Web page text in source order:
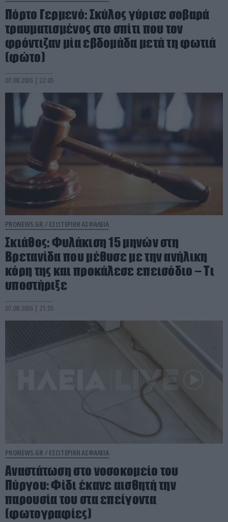
Πόρτο Γερμενό: Σκύλος γύρισε σοβαρά
τραυματισμένος στο σπίτι που τον
φρόντιζαν μία εβδομάδα μετά τη φωτιά
(φώτο)
07.08.2026 | 22:05
PRONEWS.GR / ΕΣΩΤΕΡΙΚΗ ΑΣΦΑΛΕΙΑ
Σκιάθος: Φυλάκιση 15 μηνών στη
Βρετανίδα που μέθυσε με την ανήλικη
κόρη της και προκάλεσε επεισόδιο – Τι
υποστήριξε
07.08.2026 | 21:55
PRONEWS.GR / ΕΣΩΤΕΡΙΚΗ ΑΣΦΑΛΕΙΑ
Αναστάτωση στο νοσοκομείο του
Πύργου: Φίδι έκανε αισθητή την
παρουσία του στα επείγοντα
(φωτογραφίες)